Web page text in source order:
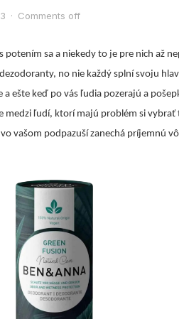
· Comments off
potením sa a niekedy to je pre nich až
no nie každý splní svoju
ešte keď po vás ľudia pozerajú a
medzi ľudí, ktorí majú problém si
vašom podpazuší zanechá príjemnú